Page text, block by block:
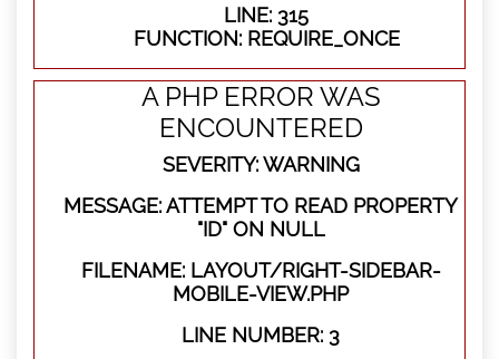
LINE: 315
FUNCTION: REQUIRE_ONCE
A PHP ERROR WAS
ENCOUNTERED
SEVERITY: WARNING
MESSAGE: ATTEMPT TO READ PROPERTY
"ID" ON NULL
FILENAME: LAYOUT/RIGHT-SIDEBAR-
MOBILE-VIEW.PHP
LINE NUMBER: 3